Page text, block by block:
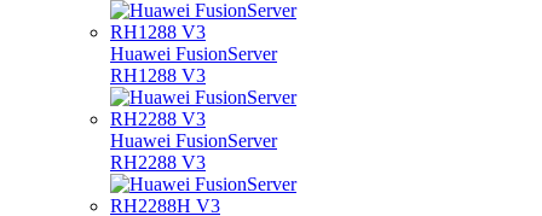
Huawei FusionServer
RH1288 V3
Huawei FusionServer
RH2288 V3